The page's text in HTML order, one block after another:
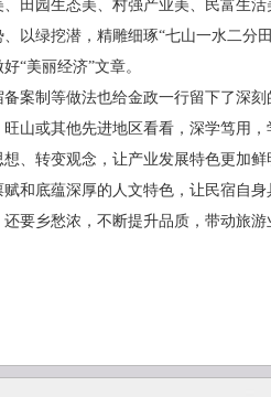
、田园生态美、村强产业美、民富生
、以绿挖潜，精雕细琢“七山一水二分
好“美丽经济”文章。
备案制等做法也给金政一行留下了深
旺山或其他先进地区看看，深学笃用
想、转变观念，让产业发展特色更加
赋和底蕴深厚的人文特色，让民宿自
还要乡愁浓，不断提升品质，带动旅游